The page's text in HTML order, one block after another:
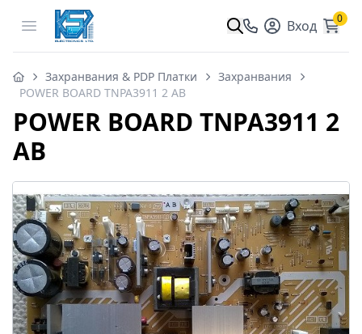
Open menu Вход 0
Захранвания & PDP Платки
Захранвания
POWER BOARD TNPA3911 2 AB
POWER BOARD TNPA3911 2
AB